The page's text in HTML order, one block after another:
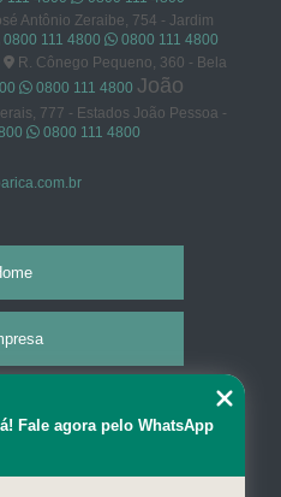
Antônio Zeraibe, 754 - Jardim
0800 111 4800 0800 111 4800
R. Cônego Pequeno, 360 - Bela
0800 111 4800 João
777 - Estados João Pessoa -
0800 111 4800
Fale agora pelo WhatsApp